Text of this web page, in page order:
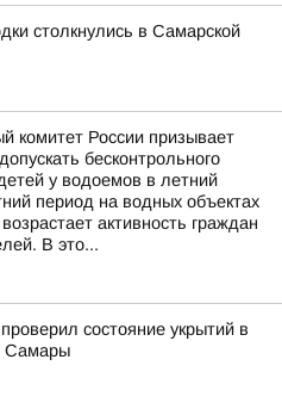
столкнулись в Самарской
комитет России призывает
бесконтрольного
у водоемов в летний
период на водных объектах
активность граждан
В это...
состояние укрытий в
Самары